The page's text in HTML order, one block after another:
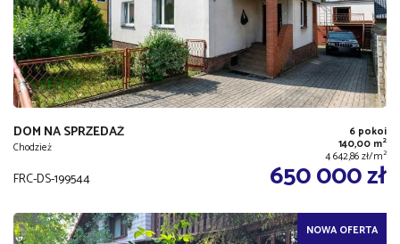
DOM NA SPRZEDAŻ
Chodzież
6 pokoi
140,00 m2
4 642,86 zł/m2
FRC-DS-199544 650 000 zł
NOWA OFERTA